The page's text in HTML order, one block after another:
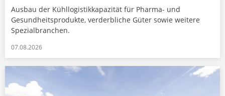
Ausbau der Kühllogistikkapazität für Pharma- und
Gesundheitsprodukte, verderbliche Güter sowie weitere
Spezialbranchen.
07.08.2026